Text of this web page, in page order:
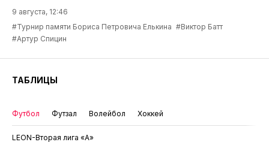
9 августа, 12:46
#Турнир памяти Бориса Петровича Елькина #Виктор Батт
#Артур Спицин
ТАБЛИЦЫ
Футбол Футзал Волейбол Хоккей
LEON-Вторая лига «А»